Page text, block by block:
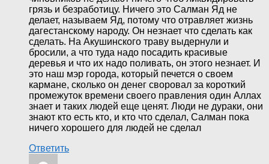
грязь и безработицу. Ничего это Салман Яд не
делает, называем Яд, потому что отравляет жизнь
дагестанскому народу. Он незнает что сделать как
сделать. На Акушинского траву выдернули и
бросили, а что туда надо посадить красивые
деревья и что их надо поливать, он этого незнает. И
это наш мэр города, который печется о своем
кармане, сколько он денег своровал за короткий
промежуток времени своего правления один Аллах
знает и таких людей еще ценят. Люди не дураки, они
знают кто есть кто, и кто что сделал, Салман пока
ничего хорошего для людей не сделал
Ответить